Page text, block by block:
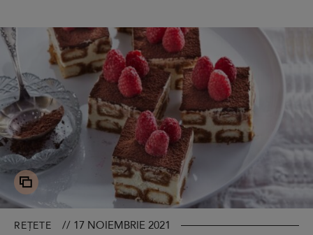
REȚETE // 17 NOIEMBRIE 2021